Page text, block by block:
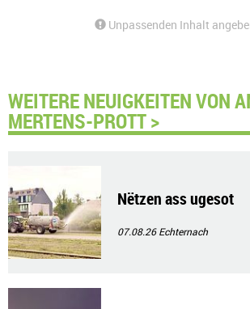
Unpassenden Inhalt
WEITERE NEUIGKEITEN VON
MERTENS-PROTT >
Nëtzen ass ugesot
07.08.26Echternach